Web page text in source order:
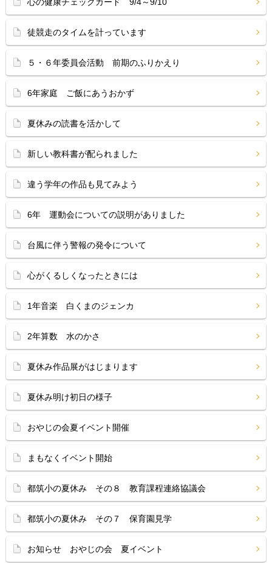
徒競走のタイムを計っています
５・６年委員会活動 前期のふりかえり
6年家庭 ご飯にあうおかず
夏休みの読書を活かして
新しい教科書が配られました
違う学年の作品も見てみよう
6年 運動会についての説明がありました
台風に伴う警報の発令について
心がくるしくなったときには
1年音楽 白くまのジェンカ
2年算数 水のかさ
夏休み作品展がはじまります
夏休み明け初日の様子
おやじの会夏イベント開催
まもなくイベント開始
都筑小の夏休み その８ 教育課程連絡協議会
都筑小の夏休み その７ 保育園見学
お知らせ おやじの会 夏イベント